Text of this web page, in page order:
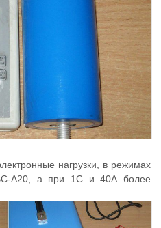
нагрузки, в режимах
A20, а при 1С и 40А более